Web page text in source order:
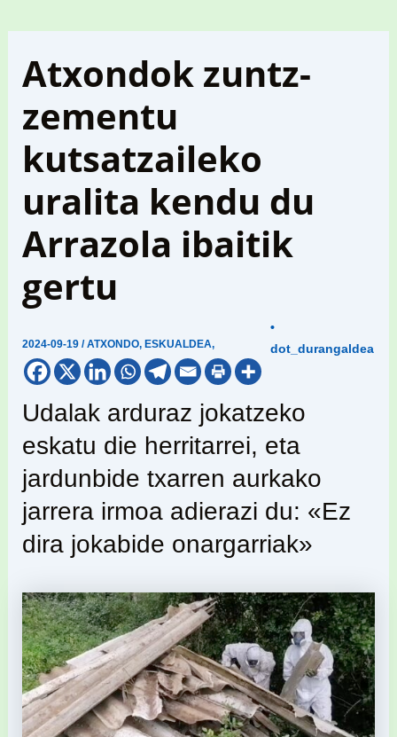
Atxondok zuntz-
zementu
kutsatzaileko
uralita kendu du
Arrazola ibaitik
gertu
2024-09-19/ATXONDO, ESKUALDEA,
•
dot_durangaldea
Udalak arduraz jokatzeko
eskatu die herritarrei, eta
jardunbide txarren aurkako
jarrera irmoa adierazi du: «Ez
dira jokabide onargarriak»